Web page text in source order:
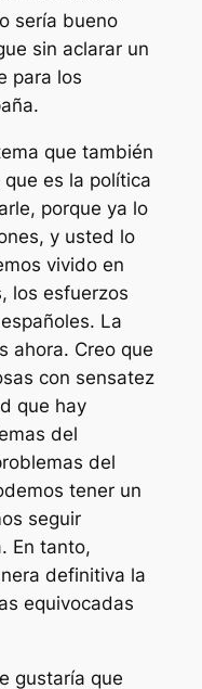
sería bueno
sin aclarar un
para los
que también
es la política
porque ya lo
y usted lo
vivido en
los esfuerzos
La
ahora. Creo que
con sensatez
que hay
del
del
tener un
seguir
En tanto,
definitiva la
equivocadas
gustaría que